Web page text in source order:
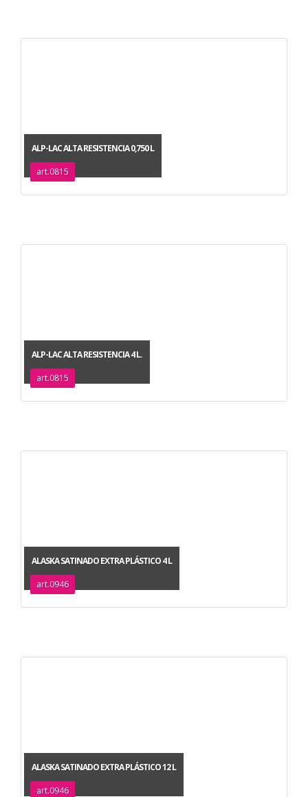
ALP-LAC ALTA RESISTENCIA 0,750 L
art.0815
ALP-LAC ALTA RESISTENCIA 4 L.
art.0815
ALASKA SATINADO EXTRA PLÁSTICO 4 L
art.0946
ALASKA SATINADO EXTRA PLÁSTICO 12 L
art.0946